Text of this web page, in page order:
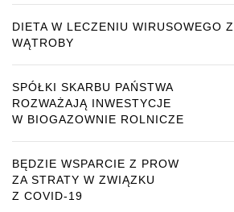
DIETA W LECZENIU WIRUSOWEGO
WĄTROBY
SPÓŁKI SKARBU PAŃSTWA
ROZWAŻAJĄ INWESTYCJE
W BIOGAZOWNIE ROLNICZE
BĘDZIE WSPARCIE Z PROW
ZA STRATY W ZWIĄZKU
Z COVID-19